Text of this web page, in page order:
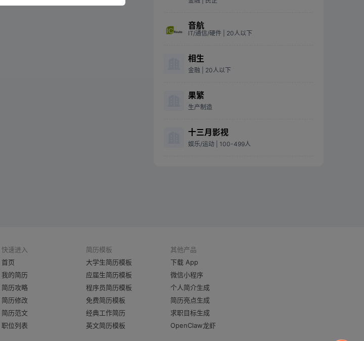
音航
IT/通信/硬件 | 20人以下
相生
金融 | 20人以下
果繁
生产制造
十三月影视
娱乐/运动 | 100-499人
快速进入
首页
我的简历
简历攻略
简历修改
简历范文
职位列表
简历模板
大学生简历模板
应届生简历模板
程序员简历模板
免费简历模板
经典工作简历
英文简历模板
其他产品
下载 App
微信小程序
个人简介生成
简历亮点生成
求职目标生成
OpenClaw龙虾